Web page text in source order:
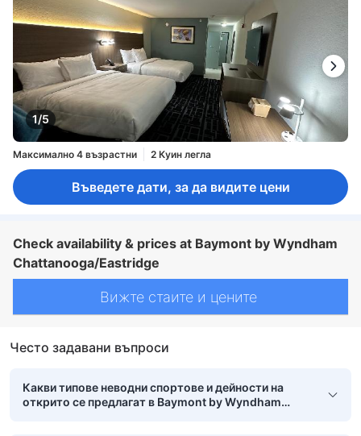
1/5
Максимално 4 възрастни 2 Куин легла
Въведете дати, за да видите цени
Check availability & prices at Baymont by Wyndham
Chattanooga/Eastridge
Вижте стаите и цените
Често задавани въпроси
Какви типове неводни спортове и дейности на
открито се предлагат в Baymont by Wyndham